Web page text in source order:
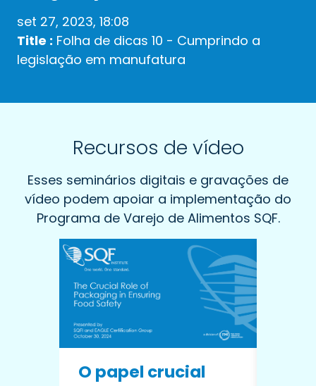
set 27, 2023, 18:08
Title : Folha de dicas 10 - Cumprindo a
legislação em manufatura
Recursos de vídeo
Esses seminários digitais e gravações de
vídeo podem apoiar a implementação do
Programa de Varejo de Alimentos SQF.
O papel crucial